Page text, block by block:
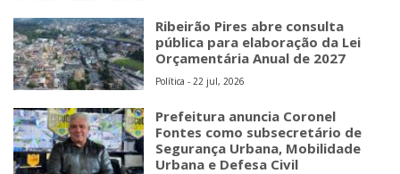
Ribeirão Pires abre consulta
pública para elaboração da Lei
Orçamentária Anual de 2027
Política - 22 jul, 2026
Prefeitura anuncia Coronel
Fontes como subsecretário de
Segurança Urbana, Mobilidade
Urbana e Defesa Civil